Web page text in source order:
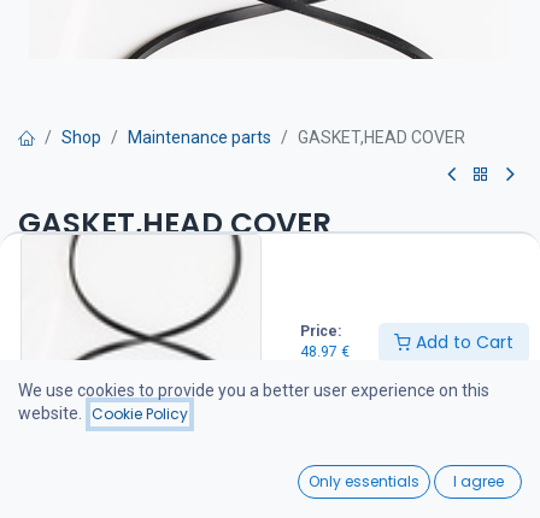
Price:
48.97 € Add to Cart
Wishlist
Shop Maintenance parts GASKET,HEAD COVER
GASKET,HEAD COVER
Venttiilivälykset on tarkistettava huolto-ohjeen mukaan
€
Add to Cart
We use cookies to provide you a better user experience on this
website.
Cookie Policy
Only essentials I agree